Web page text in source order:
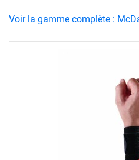
Voir la gamme complète :